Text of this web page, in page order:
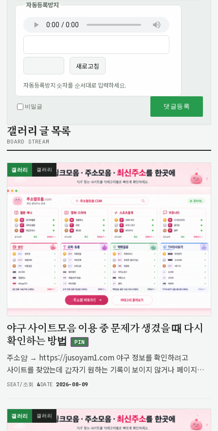
이름필수
비밀번호필수
자동등록방지
새로고침
자동등록방지 숫자를 순서대로 입력하세요.
비밀글 댓글등록
갤러리 글 목록
BOARD STREAM
갤러리 갤러리
야구 사이트모음 이용 중 문제가 생겼을 때 다시
확인하는 방법
PIN
주소얌 → https://jusoyam1.com 야구 정보를 확인하려고
사이트를 찾았는데 갑자기 원하는 기록이 보이지 않거나 페이지
이용이 원활하지 않으면 당황할 수 있습니다. 특히 선수 기록, 팀
SEAT/조회4 DATE2026-08-09
갤러리 갤러리